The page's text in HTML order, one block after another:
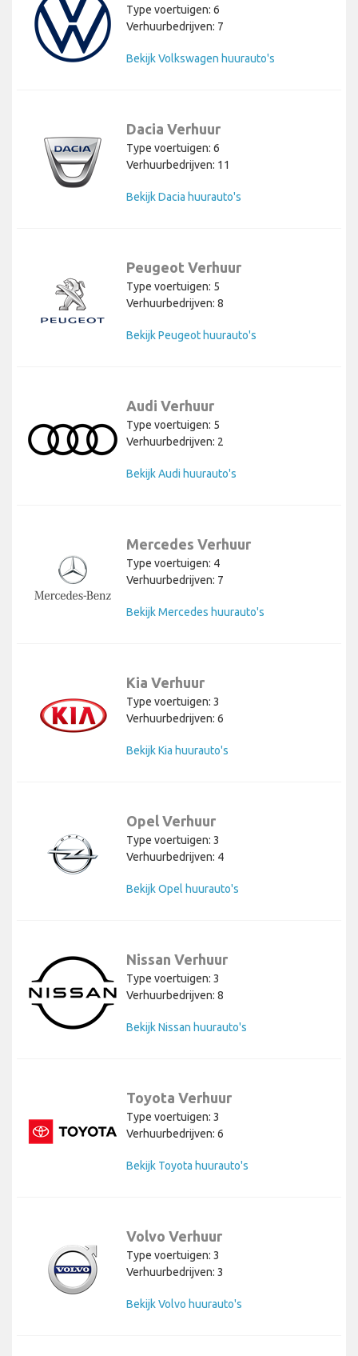
Type voertuigen: 6
Verhuurbedrijven: 7
Bekijk Volkswagen huurauto's
Dacia Verhuur
Type voertuigen: 6
Verhuurbedrijven: 11
Bekijk Dacia huurauto's
Peugeot Verhuur
Type voertuigen: 5
Verhuurbedrijven: 8
Bekijk Peugeot huurauto's
Audi Verhuur
Type voertuigen: 5
Verhuurbedrijven: 2
Bekijk Audi huurauto's
Mercedes Verhuur
Type voertuigen: 4
Verhuurbedrijven: 7
Bekijk Mercedes huurauto's
Kia Verhuur
Type voertuigen: 3
Verhuurbedrijven: 6
Bekijk Kia huurauto's
Opel Verhuur
Type voertuigen: 3
Verhuurbedrijven: 4
Bekijk Opel huurauto's
Nissan Verhuur
Type voertuigen: 3
Verhuurbedrijven: 8
Bekijk Nissan huurauto's
Toyota Verhuur
Type voertuigen: 3
Verhuurbedrijven: 6
Bekijk Toyota huurauto's
Volvo Verhuur
Type voertuigen: 3
Verhuurbedrijven: 3
Bekijk Volvo huurauto's